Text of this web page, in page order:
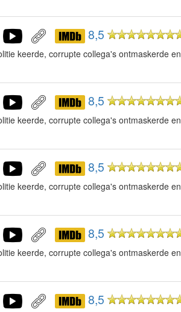
8,5
keerde, corrupte collega's ontmaskerde en
8,5
keerde, corrupte collega's ontmaskerde en
8,5
keerde, corrupte collega's ontmaskerde en
8,5
keerde, corrupte collega's ontmaskerde en
8,5